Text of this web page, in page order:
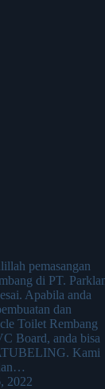
pemasangan
di PT.
Apabila anda
dan
Toilet Rembang
Board, anda bisa
Kami
2022